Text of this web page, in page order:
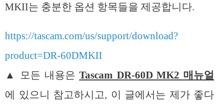
MKII는 충분한 옵션 항목들을 제공합니다.
https://tascam.com/us/support/download?
product=DR-60DMKII
▲ 모든 내용은 Tascam DR-60D MK2 매뉴얼
에 있으니 참고하시고, 이 글에서는 제가 좋다